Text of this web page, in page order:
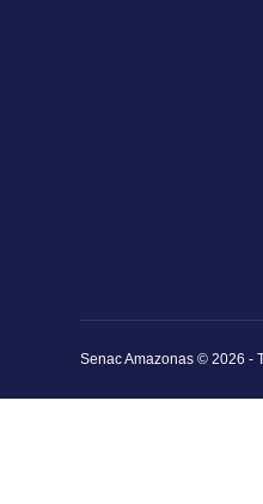
Senac Amazonas © 2026 -